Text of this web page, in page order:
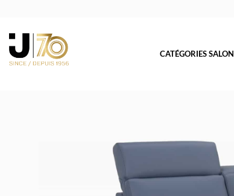
CATÉGORIES SALON